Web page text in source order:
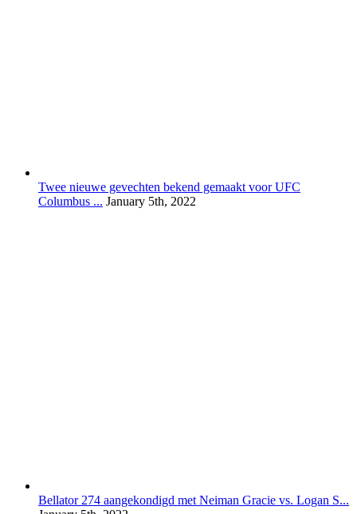
Twee nieuwe gevechten bekend gemaakt voor UFC
Columbus ... January 5th, 2022
Bellator 274 aangekondigd met Neiman Gracie vs. Logan S...